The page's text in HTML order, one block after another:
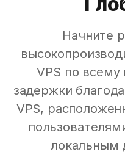
Начните
VPS по
задержки
VPS,
локальным